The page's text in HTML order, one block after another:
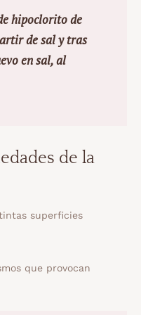
hipoclorito de
de sal y tras
en sal, al
de la
superficies
que provocan